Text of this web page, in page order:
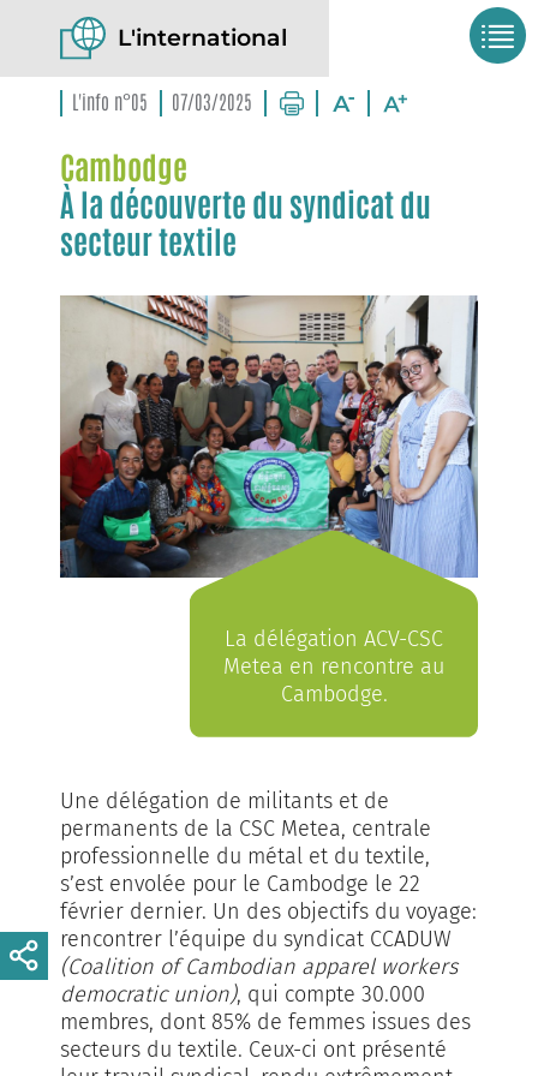
L'international
L'info n°05 07/03/2025
Cambodge
À la découverte du syndicat du
secteur textile
La délégation ACV-CSC
Metea en rencontre au
Cambodge.
Une délégation de militants et de
permanents de la CSC Metea, centrale
professionnelle du métal et du textile,
s’est envolée pour le Cambodge le 22
février dernier. Un des objectifs du voyage:
rencontrer l’équipe du syndicat CCADUW
(Coalition of Cambodian apparel workers
democratic union), qui compte 30.000
membres, dont 85% de femmes issues des
secteurs du textile. Ceux-ci ont présenté